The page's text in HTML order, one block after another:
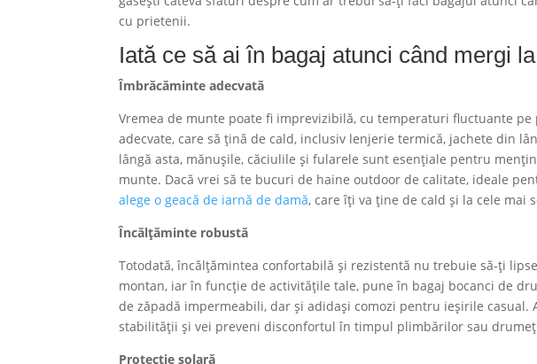
cu prietenii.
Iată ce să ai în bagaj atunci când mergi
Îmbrăcăminte adecvată
Vremea de munte poate fi imprevizibilă, cu temperaturi fluctuante
adecvate, care să țină de cald, inclusiv lenjerie termică, jachete din
lângă asta, mănușile, căciulile și fularele sunt esențiale pentru
munte. Dacă vrei să te bucuri de haine outdoor de calitate, ideale
alege o geacă de iarnă de damă, care îți va ține de cald și la cele mai
Încălțăminte robustă
Totodată, încălțămintea confortabilă și rezistentă nu trebuie să-ți
montan, iar în funcție de activitățile tale, pune în bagaj bocanci de
de zăpadă impermeabili, dar și adidași comozi pentru ieșirile
stabilității și vei preveni disconfortul în timpul plimbărilor sau
Protecție solară